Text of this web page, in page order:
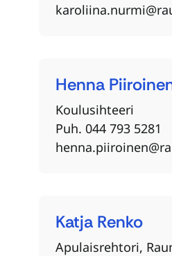
Henna
Koulusihteeri
Puh. 044 793 5281
Renko
Katja
Apulaisrehtori,